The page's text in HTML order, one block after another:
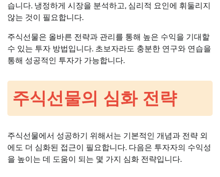
습니다. 냉정하게 시장을 분석하고, 심리적 요인에 휘둘리지
않는 것이 필요합니다.
주식선물은 올바른 전략과 관리를 통해 높은 수익을 기대할
수 있는 투자 방법입니다. 초보자라도 충분한 연구와 연습을
통해 성공적인 투자가 가능합니다.
주식선물의 심화 전략
주식선물에서 성공하기 위해서는 기본적인 개념과 전략 외
에도 더 심화된 접근이 필요합니다. 다음은 투자자의 수익성
을 높이는 데 도움이 되는 몇 가지 심화 전략입니다.